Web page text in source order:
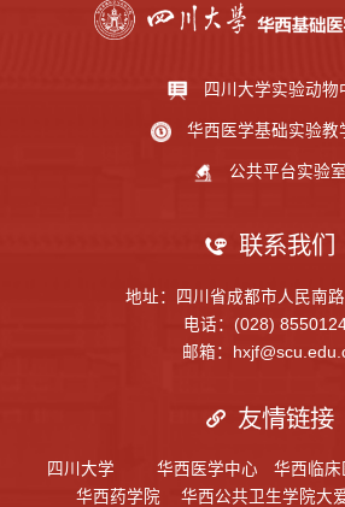
四川大学实验动物
华西医学基础实验教
公共平台实验室
联系我们
地址：四川省成都市人民南
电话：(028)
邮箱：
友情链接
四川大学 华西医学中心 华西临床
华西药学院
华西公共卫生学院大